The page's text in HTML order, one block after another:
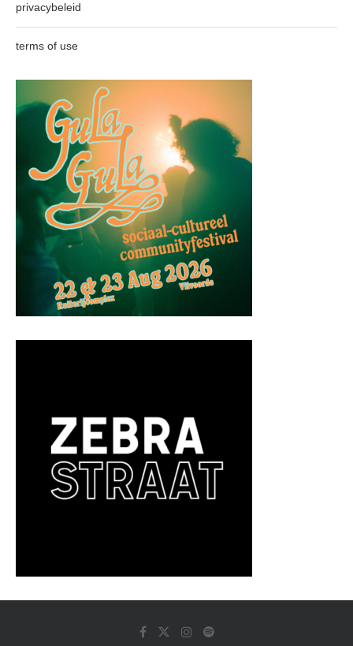
privacybeleid
terms of use